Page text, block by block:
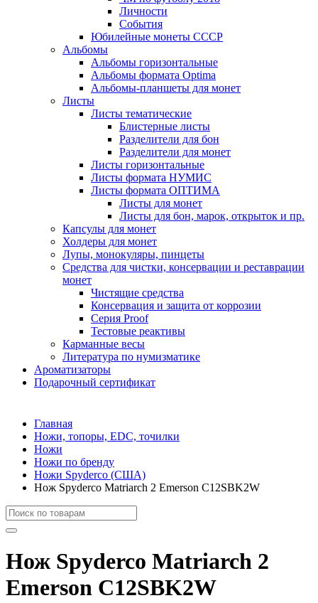
Личности
События
Юбилейные монеты СССР
Альбомы
Альбомы горизонтальные
Альбомы формата Optima
Альбомы-планшеты для монет
Листы
Листы тематические
Блистерные листы
Разделители для бон
Разделители для монет
Листы горизонтальные
Листы формата НУМИС
Листы формата ОПТИМА
Листы для монет
Листы для бон, марок, открыток и пр.
Капсулы для монет
Холдеры для монет
Лупы, монокуляры, пинцеты
Средства для чистки, консервации и реставрации
монет
Чистящие средства
Консервация и защита от коррозии
Серия Proof
Тестовые реактивы
Карманные весы
Литература по нумизматике
Ароматизаторы
Подарочный сертификат
Главная
Ножи, топоры, EDC, точилки
Ножи
Ножи по бренду
Ножи Spyderco (США)
Нож Spyderco Matriarch 2 Emerson C12SBK2W
Нож Spyderco Matriarch 2
Emerson C12SBK2W